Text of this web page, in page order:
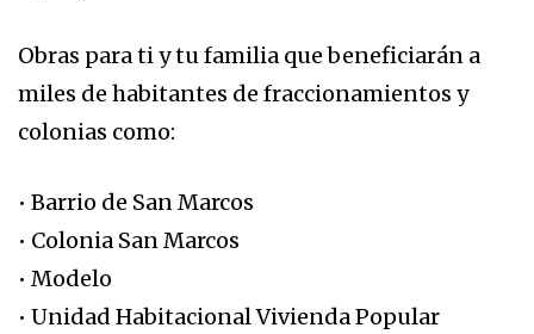
Obras para ti y tu familia que beneficiarán a
miles de habitantes de fraccionamientos y
colonias como:
• Barrio de San Marcos
• Colonia San Marcos
• Modelo
• Unidad Habitacional Vivienda Popular